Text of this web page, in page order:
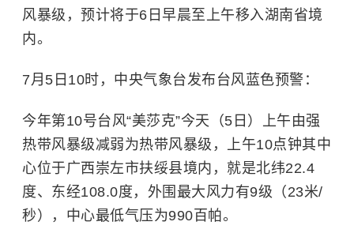
风暴级，预计将于6日早晨至上午移入湖南省境
内。
7月5日10时，中央气象台发布台风蓝色预警：
今年第10号台风“美莎克”今天（5日）上午由强
热带风暴级减弱为热带风暴级，上午10点钟其中
心位于广西崇左市扶绥县境内，就是北纬22.4
度、东经108.0度，外围最大风力有9级（23米/
秒），中心最低气压为990百帕。